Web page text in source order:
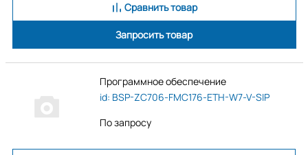
Сравнить товар
Запросить товар
Программное обеспечение
id: BSP-ZC706-FMC176-ETH-W7-V-SIP
По запросу